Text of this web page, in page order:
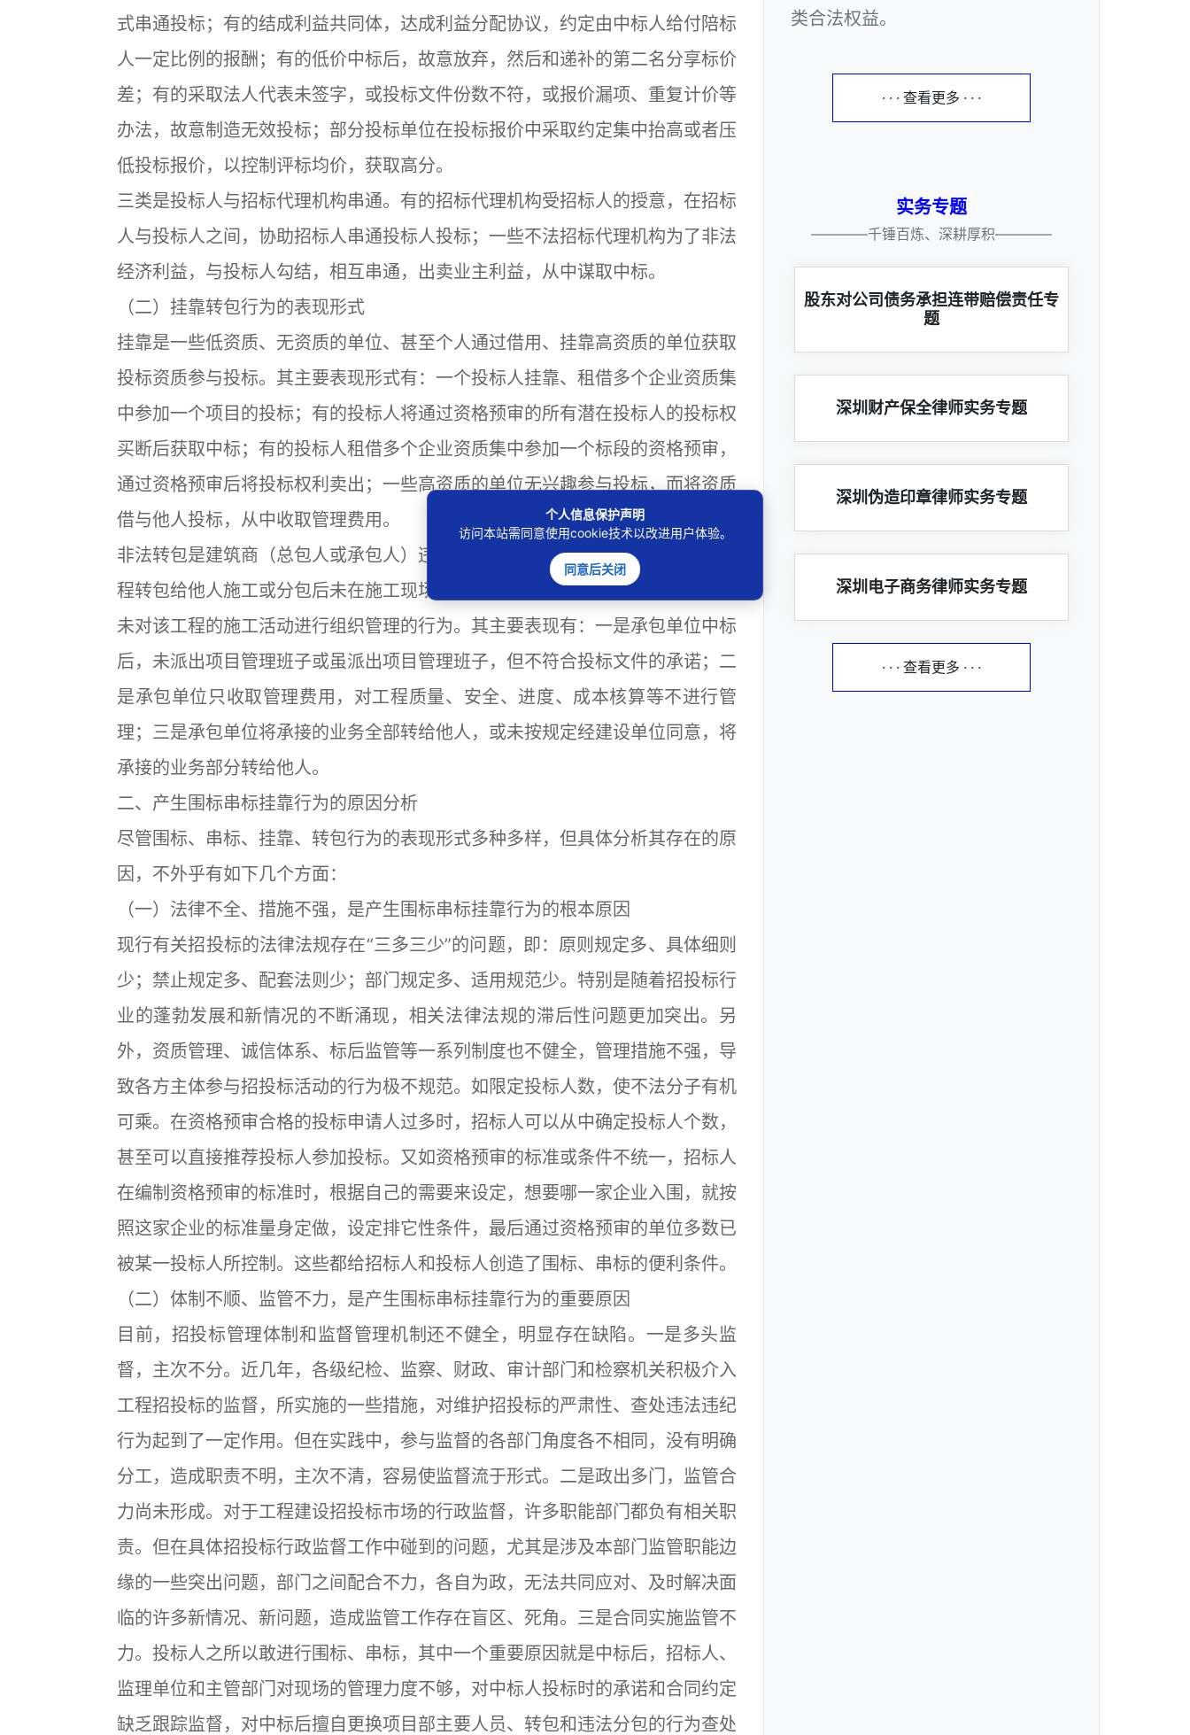
式串通投标；有的结成利益共同体，达成利益分配协议，约定由中标人给付陪标
人一定比例的报酬；有的低价中标后，故意放弃，然后和递补的第二名分享标价
差；有的采取法人代表未签字，或投标文件份数不符，或报价漏项、重复计价等
办法，故意制造无效投标；部分投标单位在投标报价中采取约定集中抬高或者压
低投标报价，以控制评标均价，获取高分。
三类是投标人与招标代理机构串通。有的招标代理机构受招标人的授意，在招标
人与投标人之间，协助招标人串通投标人投标；一些不法招标代理机构为了非法
经济利益，与投标人勾结，相互串通，出卖业主利益，从中谋取中标。
（二）挂靠转包行为的表现形式
挂靠是一些低资质、无资质的单位、甚至个人通过借用、挂靠高资质的单位获取
投标资质参与投标。其主要表现形式有：一个投标人挂靠、租借多个企业资质集
中参加一个项目的投标；有的投标人将通过资格预审的所有潜在投标人的投标权
买断后获取中标；有的投标人租借多个企业资质集中参加一个标段的资格预审，
通过资格预审后将投标权利卖出；一些高资质的单位无兴趣参与投标，而将资质
借与他人投标，从中收取管理费用。
非法转包是建筑商（总包人或承包人）违反法律、法规规定，将其承包的全部工
程转包给他人施工或分包后未在施工现场设立项目管理机构和派驻相应人员，并
未对该工程的施工活动进行组织管理的行为。其主要表现有：一是承包单位中标
后，未派出项目管理班子或虽派出项目管理班子，但不符合投标文件的承诺；二
是承包单位只收取管理费用，对工程质量、安全、进度、成本核算等不进行管
理；三是承包单位将承接的业务全部转给他人，或未按规定经建设单位同意，将
承接的业务部分转给他人。
二、产生围标串标挂靠行为的原因分析
尽管围标、串标、挂靠、转包行为的表现形式多种多样，但具体分析其存在的原
因，不外乎有如下几个方面：
（一）法律不全、措施不强，是产生围标串标挂靠行为的根本原因
现行有关招投标的法律法规存在“三多三少”的问题，即：原则规定多、具体细则
少；禁止规定多、配套法则少；部门规定多、适用规范少。特别是随着招投标行
业的蓬勃发展和新情况的不断涌现，相关法律法规的滞后性问题更加突出。另
外，资质管理、诚信体系、标后监管等一系列制度也不健全，管理措施不强，导
致各方主体参与招投标活动的行为极不规范。如限定投标人数，使不法分子有机
可乘。在资格预审合格的投标申请人过多时，招标人可以从中确定投标人个数，
甚至可以直接推荐投标人参加投标。又如资格预审的标准或条件不统一，招标人
在编制资格预审的标准时，根据自己的需要来设定，想要哪一家企业入围，就按
照这家企业的标准量身定做，设定排它性条件，最后通过资格预审的单位多数已
被某一投标人所控制。这些都给招标人和投标人创造了围标、串标的便利条件。
（二）体制不顺、监管不力，是产生围标串标挂靠行为的重要原因
目前，招投标管理体制和监督管理机制还不健全，明显存在缺陷。一是多头监
督，主次不分。近几年，各级纪检、监察、财政、审计部门和检察机关积极介入
工程招投标的监督，所实施的一些措施，对维护招投标的严肃性、查处违法违纪
行为起到了一定作用。但在实践中，参与监督的各部门角度各不相同，没有明确
分工，造成职责不明，主次不清，容易使监督流于形式。二是政出多门，监管合
力尚未形成。对于工程建设招投标市场的行政监督，许多职能部门都负有相关职
责。但在具体招投标行政监督工作中碰到的问题，尤其是涉及本部门监管职能边
缘的一些突出问题，部门之间配合不力，各自为政，无法共同应对、及时解决面
临的许多新情况、新问题，造成监管工作存在盲区、死角。三是合同实施监管不
力。投标人之所以敢进行围标、串标，其中一个重要原因就是中标后，招标人、
监理单位和主管部门对现场的管理力度不够，对中标人投标时的承诺和合同约定
缺乏跟踪监督，对中标后擅自更换项目部主要人员、转包和违法分包的行为查处
类合法权益。
· · · 查看更多 · · ·
实务专题
————千锤百炼、深耕厚积————
股东对公司债务承担连带赔偿责任专
题
深圳财产保全律师实务专题
深圳伪造印章律师实务专题
深圳电子商务律师实务专题
· · · 查看更多 · · ·
个人信息保护声明
访问本站需同意使用cookie技术以改进用户体验。
同意后关闭